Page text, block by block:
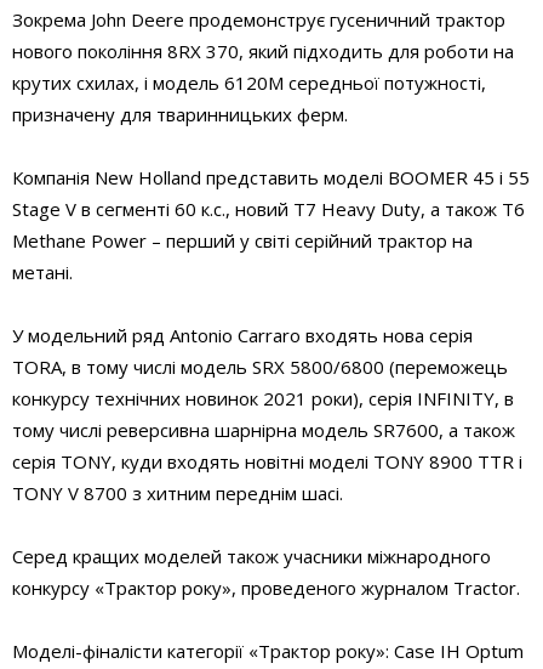
Зокрема John Deere продемонструє гусеничний трактор
нового покоління 8RX 370, який підходить для роботи на
крутих схилах, і модель 6120M середньої потужності,
призначену для тваринницьких ферм.
Компанія New Holland представить моделі BOOMER 45 і 55
Stage V в сегменті 60 к.с., новий T7 Heavy Duty, а також T6
Methane Power – перший у світі серійний трактор на
метані.
У модельний ряд Antonio Carraro входять нова серія
TORA, в тому числі модель SRX 5800/6800 (переможець
конкурсу технічних новинок 2021 роки), серія INFINITY, в
тому числі реверсивна шарнірна модель SR7600, а також
серія TONY, куди входять новітні моделі TONY 8900 TTR і
TONY V 8700 з хитним переднім шасі.
Серед кращих моделей також учасники міжнародного
конкурсу «Трактор року», проведеного журналом Tractor.
Моделі-фіналісти категорії «Трактор року»: Case IH Optum